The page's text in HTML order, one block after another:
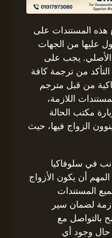
هذه المستندات على
عليها من الجهات
الأصلي. يجب على
التأكد من ترجمة كافة
من قبل مترجم
اللازمة،
مكتب الحالة
الزواج فيها، حيث
في سلوفاكيا
أن يكون الأزواج
المستندات
لضمان سير
بالتواصل مع
حال وجود أي